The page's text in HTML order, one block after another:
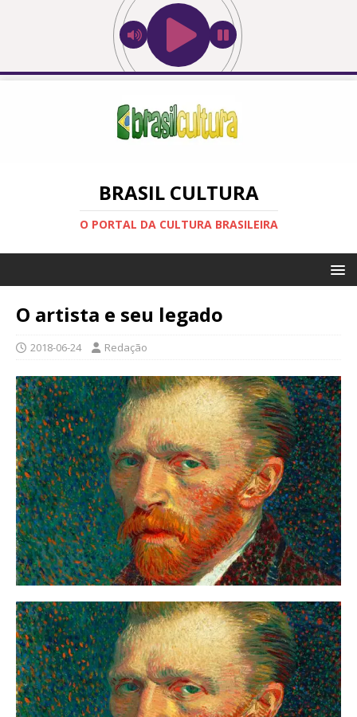
BRASIL CULTURA
O PORTAL DA CULTURA BRASILEIRA
O artista e seu legado
2018-06-24 Redação